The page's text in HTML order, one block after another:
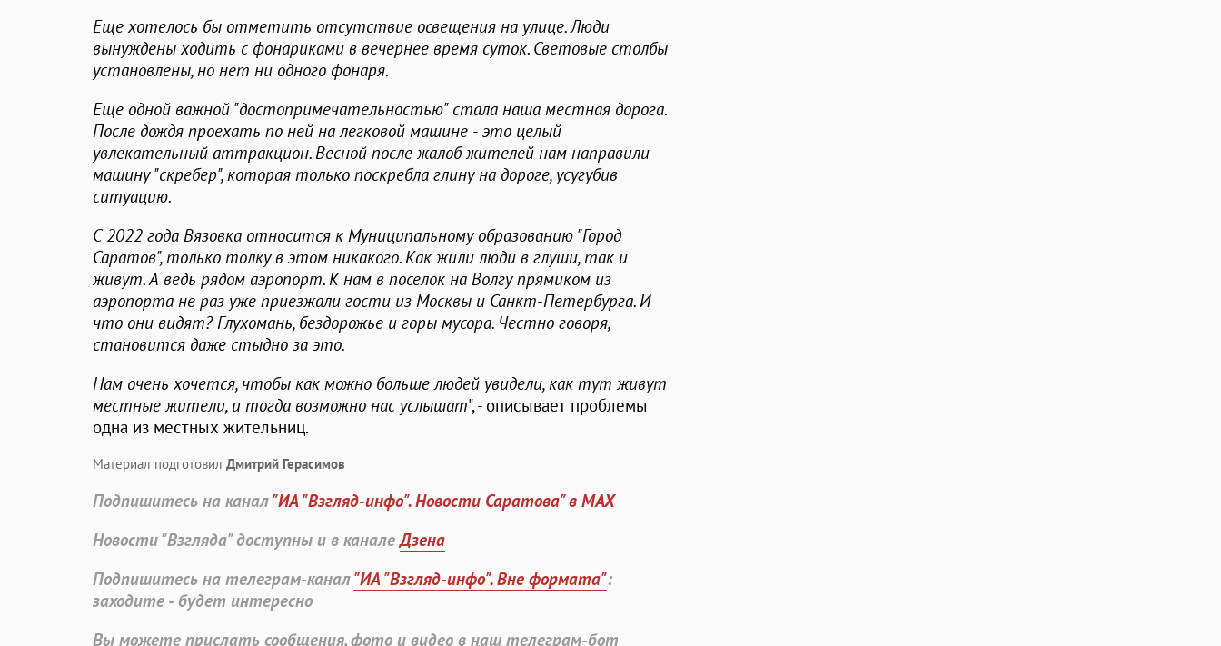
Еще хотелось бы отметить отсутствие освещения на улице. Люди
вынуждены ходить с фонариками в вечернее время суток. Световые столбы
установлены, но нет ни одного фонаря.
Еще одной важной "достопримечательностью" стала наша местная дорога.
После дождя проехать по ней на легковой машине - это целый
увлекательный аттракцион. Весной после жалоб жителей нам направили
машину "скребер", которая только поскребла глину на дороге, усугубив
ситуацию.
С 2022 года Вязовка относится к Муниципальному образованию "Город
Саратов", только толку в этом никакого. Как жили люди в глуши, так и
живут. А ведь рядом аэропорт. К нам в поселок на Волгу прямиком из
аэропорта не раз уже приезжали гости из Москвы и Санкт-Петербурга. И
что они видят? Глухомань, бездорожье и горы мусора. Честно говоря,
становится даже стыдно за это.
Нам очень хочется, чтобы как можно больше людей увидели, как тут живут
местные жители, и тогда возможно нас услышат", - описывает проблемы
одна из местных жительниц.
Материал подготовил Дмитрий Герасимов
Подпишитесь на канал"ИА "Взгляд-инфо". Новости Саратова" в MAX
Новости "Взгляда" доступны и в каналеДзена
Подпишитесь на телеграм-канал"ИА "Взгляд-инфо". Вне формата":
заходите - будет интересно
Вы можете прислать сообщения, фото и видео в наш телеграм-бот